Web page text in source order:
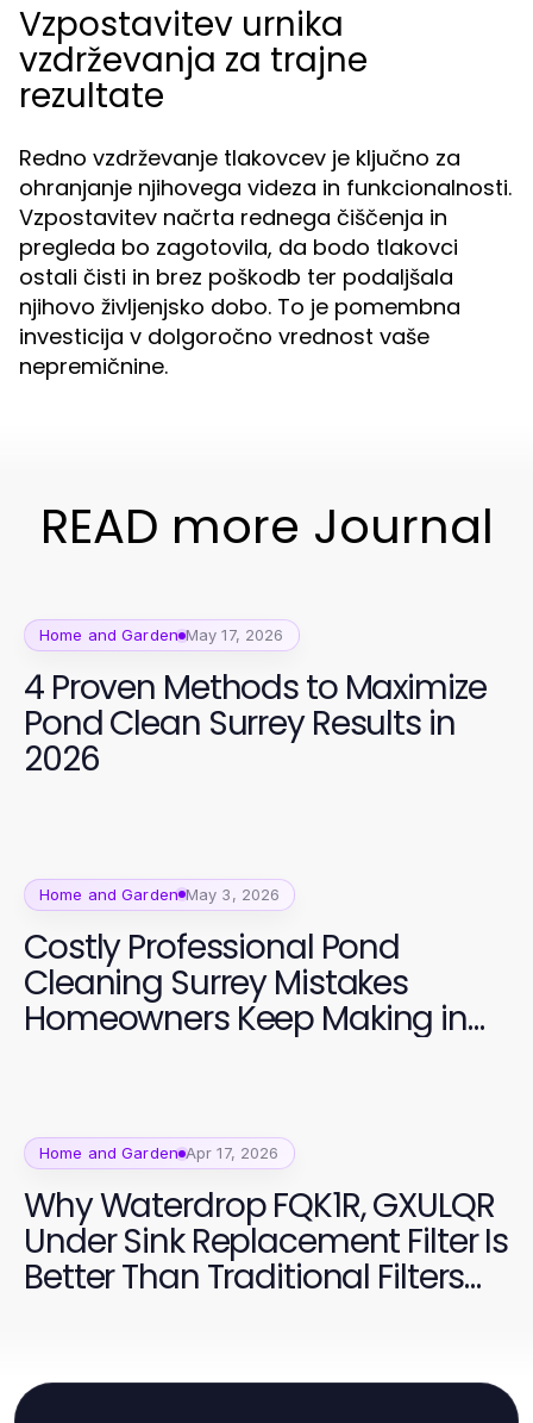
Vzpostavitev urnika
vzdrževanja za trajne
rezultate
Redno vzdrževanje tlakovcev je ključno za
ohranjanje njihovega videza in funkcionalnosti.
Vzpostavitev načrta rednega čiščenja in
pregleda bo zagotovila, da bodo tlakovci
ostali čisti in brez poškodb ter podaljšala
njihovo življenjsko dobo. To je pomembna
investicija v dolgoročno vrednost vaše
nepremičnine.
READ more Journal
Home and Garden May 17, 2026
4 Proven Methods to Maximize
Pond Clean Surrey Results in
2026
Home and Garden May 3, 2026
Costly Professional Pond
Cleaning Surrey Mistakes
Homeowners Keep Making in
Home and Garden Apr 17, 2026
Why Waterdrop FQK1R, GXULQR
Under Sink Replacement Filter Is
Better Than Traditional Filters